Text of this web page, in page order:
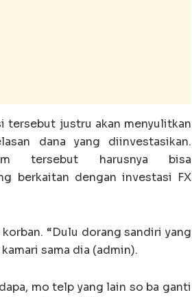
tersebut justru akan menyulitkan
dana yang diinvestasikan.
tersebut harusnya bisa
berkaitan dengan investasi FX
“Dulu dorang sandiri yang
sama dia (admin).
mo telp yang lain so ba ganti